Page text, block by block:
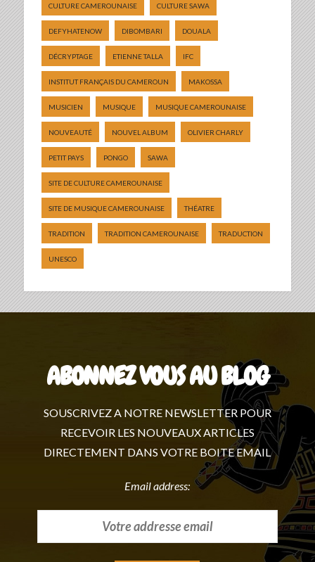
CULTURE CAMEROUNAISE CULTURE SAWA
DEFYHATENOW DIBOMBARI DOUALA
DÉCRYPTAGE ETIENNE TALLA IFC
INSTITUT FRANÇAIS DU CAMEROUN MAKOSSA
MUSICIEN MUSIQUE MUSIQUE CAMEROUNAISE
NOUVEAUTÉ NOUVEL ALBUM OLIVIER CHARLY
PETIT PAYS PONGO SAWA
SITE DE CULTURE CAMEROUNAISE
SITE DE MUSIQUE CAMEROUNAISE THÉATRE
TRADITION TRADITION CAMEROUNAISE TRADUCTION
UNESCO
ABONNEZ VOUS AU BLOG
SOUSCRIVEZ A NOTRE NEWSLETTER POUR
RECEVOIR LES NOUVEAUX ARTICLES
DIRECTEMENT DANS VOTRE BOITE EMAIL
Email address: